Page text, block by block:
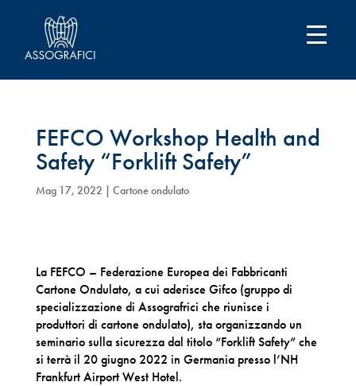
FEFCO Workshop Health and
Safety “Forklift Safety”
Mag 17, 2022 | Cartone ondulato
La FEFCO – Federazione Europea dei Fabbricanti
Cartone Ondulato, a cui aderisce Gifco (gruppo di
specializzazione di Assografrici che riunisce i
produttori di cartone ondulato), sta organizzando un
seminario sulla sicurezza dal titolo “Forklift Safety” che
si terrà il 20 giugno 2022 in Germania presso l’NH
Frankfurt Airport West Hotel.